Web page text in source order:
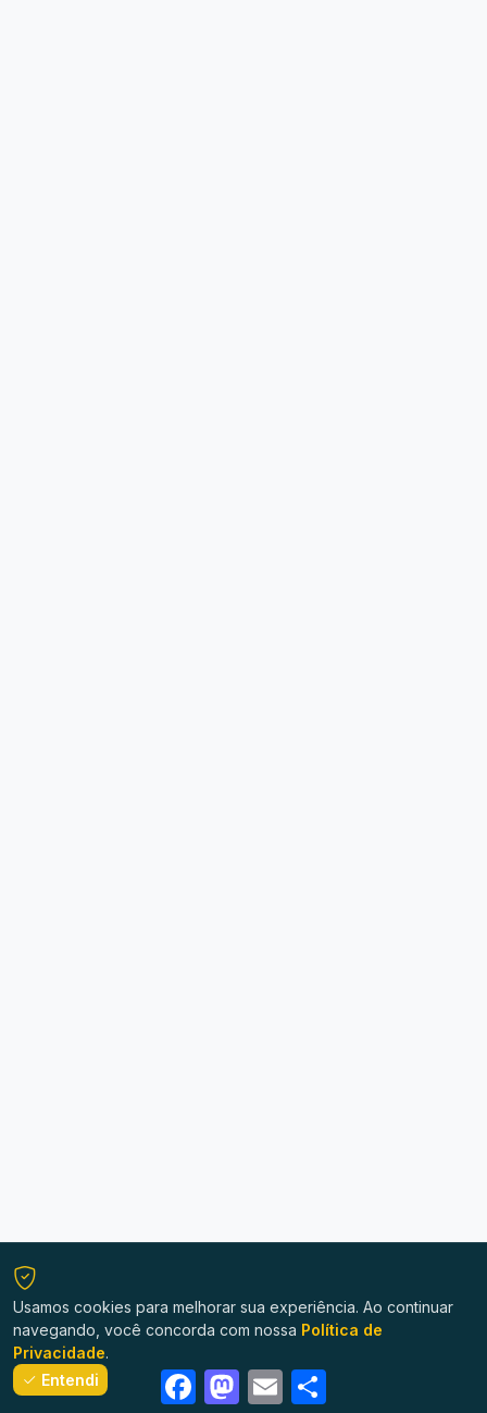
Usamos cookies para melhorar sua experiência. Ao continuar
navegando, você concorda com nossa Política de
Privacidade.
Entendi
FacebookMastodon
Email